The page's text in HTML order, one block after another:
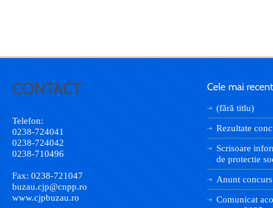
Telefon:
0238-724041
0238-724042
0238-710496
Fax: 0238-721047
buzau.cjp@cnpp.ro
www.cjpbuzau.ro
(fără titlu)
Rezultate
Scrisoare
de protectie
Anunt concurs
Comunicat